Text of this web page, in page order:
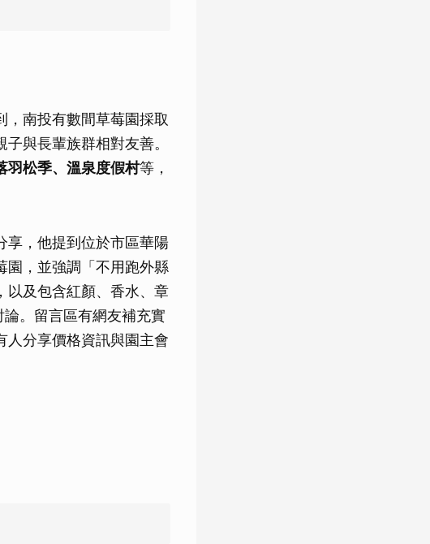
，南投有數間草莓園採取
與長輩族群相對友善。
羽松季、溫泉度假村等，
享，他提到位於市區華陽
園，並強調「不用跑外縣
以及包含紅顏、香水、章
。留言區有網友補充實
人分享價格資訊與園主會